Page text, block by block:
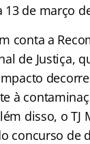
de março
conta a
de Justiça,
à
disso, o TJ
concurso de